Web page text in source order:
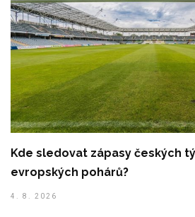
Kde sledovat zápasy českých
evropských pohárů?
4. 8. 2026